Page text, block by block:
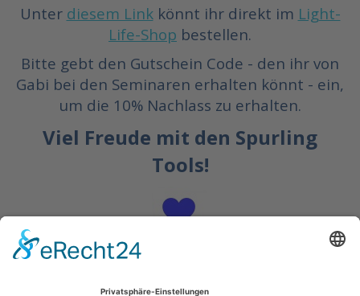
Unter diesem Linkkönnt ihr direkt im Light-
Life-Shop bestellen.
Bitte gebt den Gutschein Code - den ihr von
Gabi bei den Seminaren erhalten könnt - ein,
um die 10% Nachlass zu erhalten.
Viel Freude mit den Spurling
Tools!
Eure Gabriele-Kathlen und das
AVALON TEAM